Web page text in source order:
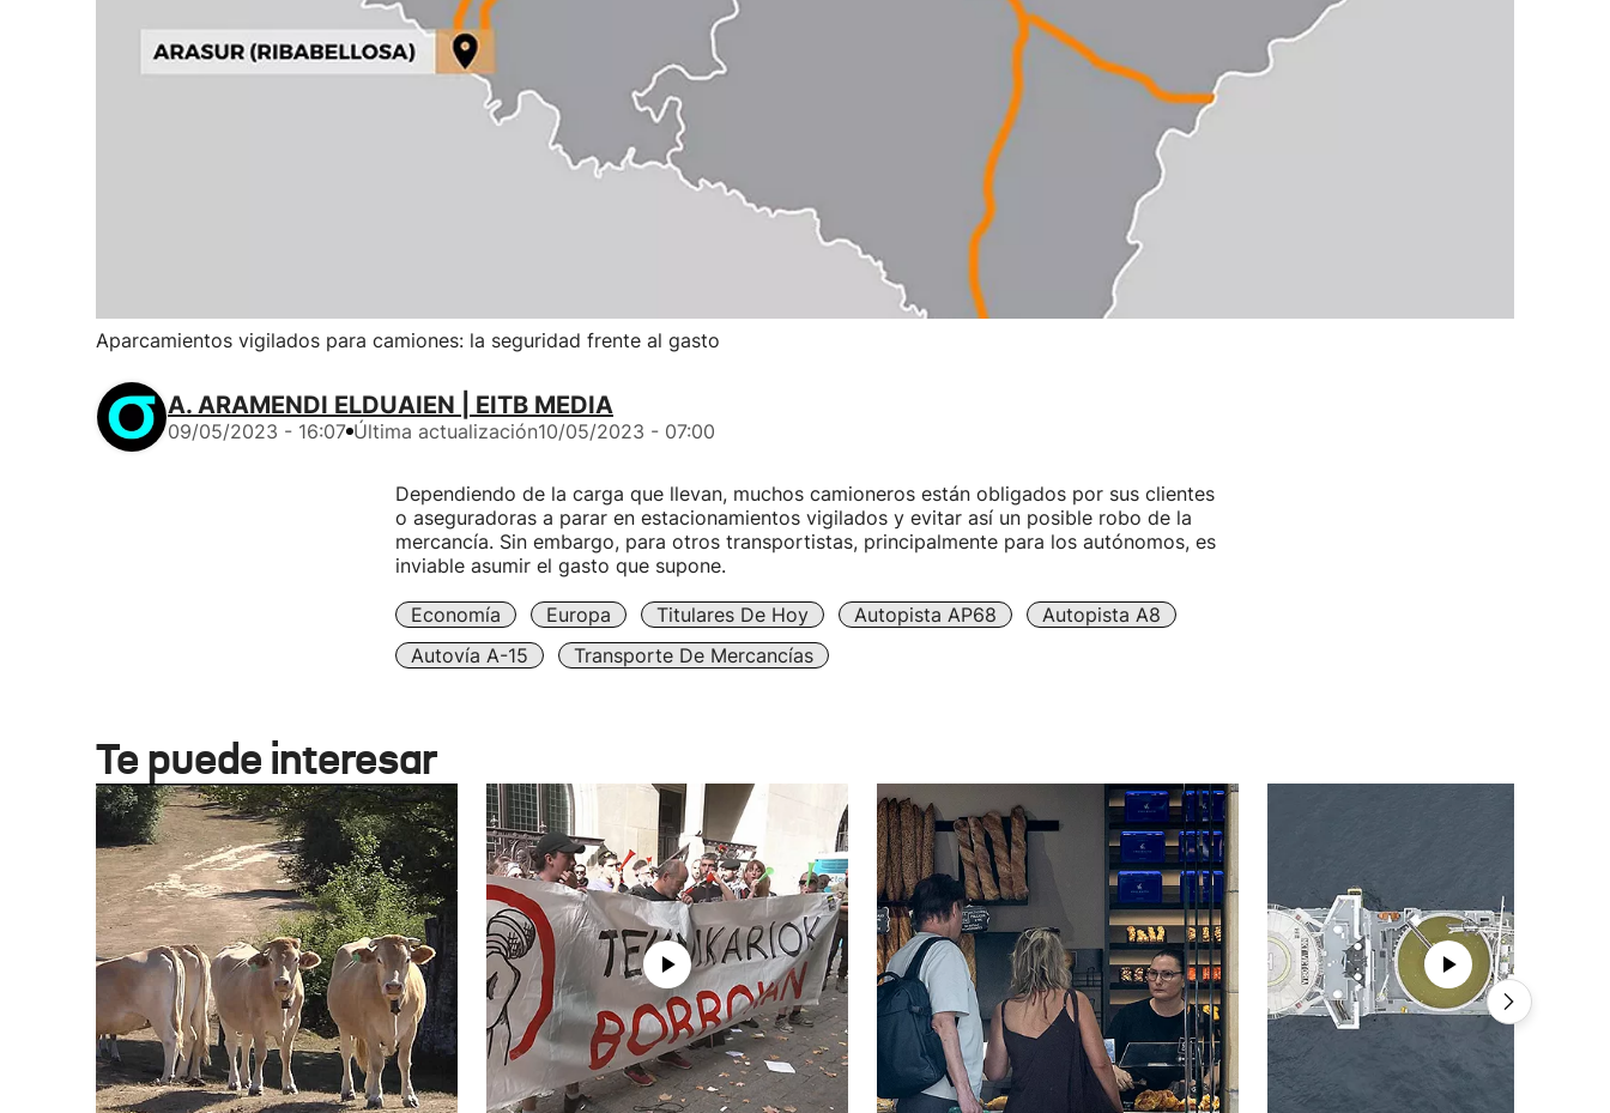
Aparcamientos vigilados para camiones: la seguridad frente al gasto
A. ARAMENDI ELDUAIEN | EITB MEDIA
09/05/2023 - 16:07 Última actualización10/05/2023 - 07:00
Dependiendo de la carga que llevan, muchos camioneros están obligados por sus clientes
o aseguradoras a parar en estacionamientos vigilados y evitar así un posible robo de la
mercancía. Sin embargo, para otros transportistas, principalmente para los autónomos, es
inviable asumir el gasto que supone.
Economía Europa Titulares De Hoy Autopista AP68
Autopista A8
Autovía A-15
Transporte De Mercancías
Te puede interesar